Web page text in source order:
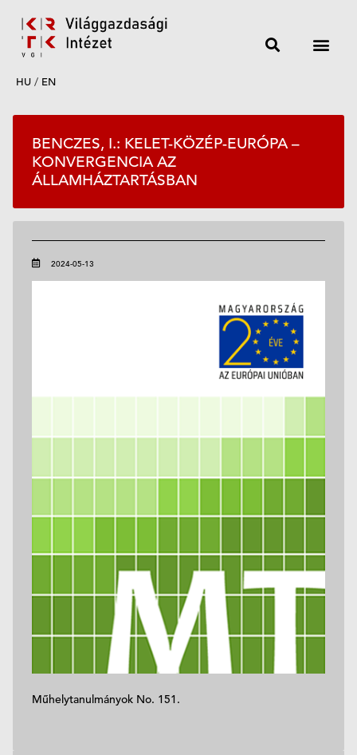
HU / EN
BENCZES, I.: KELET-KÖZÉP-EURÓPA –
KONVERGENCIA AZ
ÁLLAMHÁZTARTÁSBAN
2024-05-13
Műhelytanulmányok No. 151.